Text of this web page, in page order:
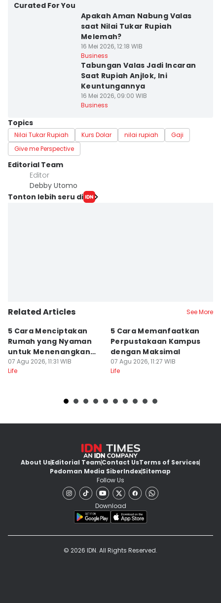
Curated For You
Apakah Aman Nabung Valas
saat Nilai Tukar Rupiah
Melemah?
16 Mei 2026, 12:18 WIB
Business
Tabungan Valas Jadi Incaran
Saat Rupiah Anjlok, Ini
Keuntungannya
16 Mei 2026, 09:00 WIB
Business
Topics
Nilai Tukar Rupiah Kurs Dolar nilai rupiah
Gaji
Give me Perspective
Editorial Team
Editor
Debby Utomo
Tonton lebih seru di
Related Articles See More
5 Cara Menciptakan
Rumah yang Nyaman
untuk Menenangkan
Pikiran
07 Agu 2026, 11:31 WIB
Life
5 Cara Memanfaatkan
Perpustakaan Kampus
dengan Maksimal
07 Agu 2026, 11:27 WIB
Life
About UsEditorial TeamContact UsTerms of Services
Pedoman Media SiberIndexSitemap
Follow Us
Download
© 2026 IDN. All Rights Reserved.